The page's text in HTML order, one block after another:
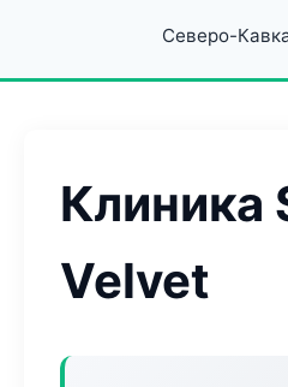
Северо-
Клиника
Velvet